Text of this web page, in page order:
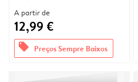
A partir de
12,99 €
offers Preços Sempre Baixos